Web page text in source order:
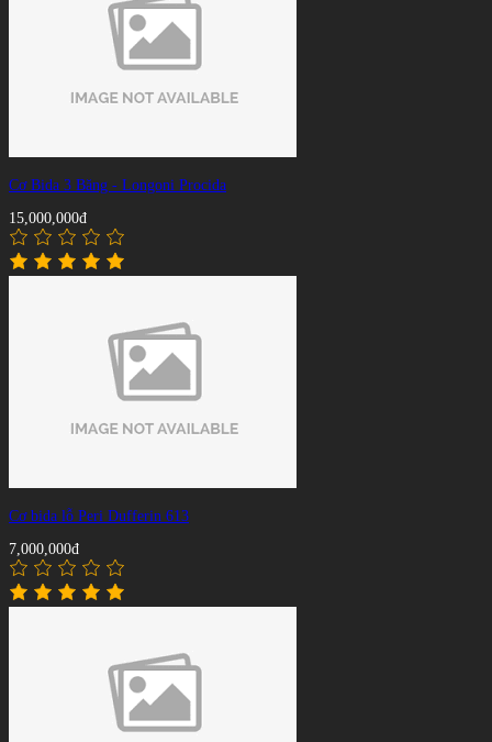
Cơ Bida 3 Băng - Longoni Procida
15,000,000đ
Cơ bida lỗ Peri Dufferin 613
7,000,000đ